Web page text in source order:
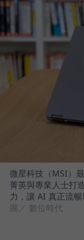
微星科技（MSI）
菁英與專業人士打
力，讓 AI 真正流暢
圖／ 數位時代